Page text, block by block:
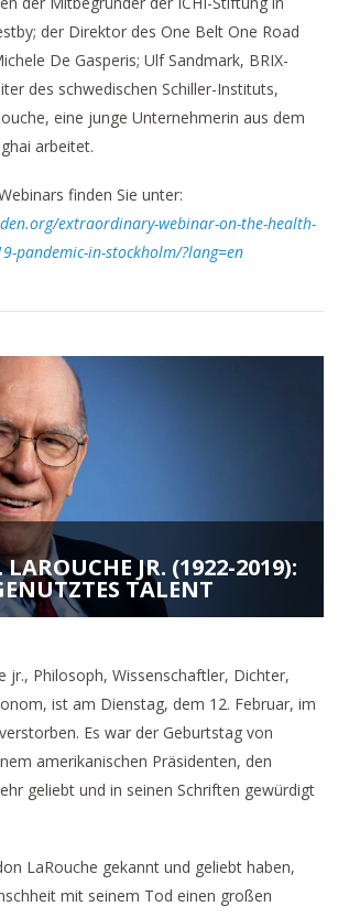
der Direktor des One Belt One Road
De Gasperis; Ulf Sandmark, BRIX-
des schwedischen Schiller-Instituts,
eine junge Unternehmerin aus dem
arbeitet.
finden Sie unter:
extraordinary-webinar-on-the-health-
pandemic-in-stockholm/?lang=en
JR. (1922-2019):
TALENT
jr., Philosoph, Wissenschaftler, Dichter,
ist am Dienstag, dem 12. Februar, im
Es war der Geburtstag von
amerikanischen Präsidenten, den
geliebt und in seinen Schriften gewürdigt
LaRouche gekannt und geliebt haben,
mit seinem Tod einen großen